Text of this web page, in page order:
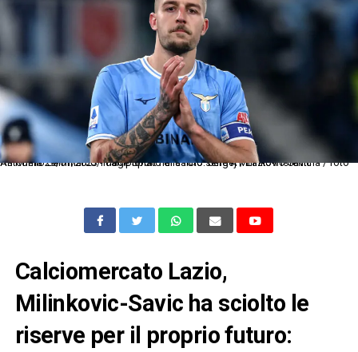
As Roma 29/01/2023 - campionato di calcio serie A / Lazio-Fiorentina / foto Antonello Sammarco/Image Sport nella foto: Sergej Milinkovic-Savic
Calciomercato Lazio,
Milinkovic-Savic ha sciolto le
riserve per il proprio futuro: